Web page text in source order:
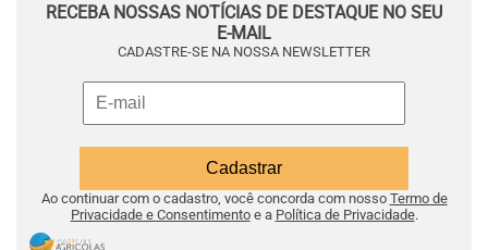
RECEBA NOSSAS NOTÍCIAS DE DESTAQUE NO SEU
E-MAIL
CADASTRE-SE NA NOSSA NEWSLETTER
Ao continuar com o cadastro, você concorda com nosso Termo de
Privacidade e Consentimentoe a Política de Privacidade.